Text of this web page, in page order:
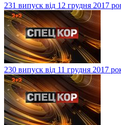
231 випуск від 12 грудня 2017
230 випуск від 11 грудня 2017